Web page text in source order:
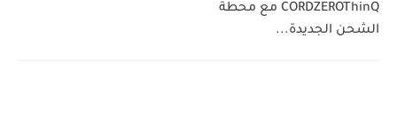
CORDZEROThinQ مع محطة
الشحن الجديدة...